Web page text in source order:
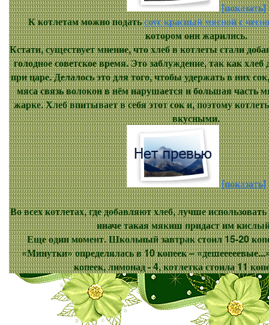
[показать]
К котлетам можно податьсоус красный мясной с
котором они жарились.
Кстати, существует мнение, что хлеб в котлеты стали
голодное советское время. Это заблуждение, так как
при царе. Делалось это для того, чтобы удержать в них
мяса связь волокон в нём нарушается и большая часть
жарке. Хлеб впитывает в себя этот сок и, поэтому
вкусными.
[показать]
Во всех котлетах, где добавляют хлеб, лучше
иначе такая мякиш придаст им
Еще один момент. Школьный завтрак стоил 15-20
«Минутки» определялась в 10 копеек –
копеек, лимонад - 4, котлетка стоила 11